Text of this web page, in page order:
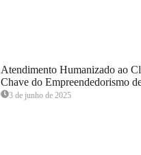
Atendimento Humanizado ao
Chave do Empreendedorismo
3 de junho de 2025